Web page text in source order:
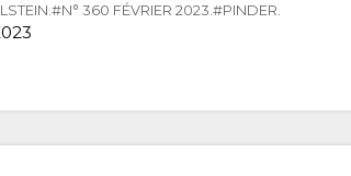
#N° 360 FÉVRIER 2023. #PINDER.